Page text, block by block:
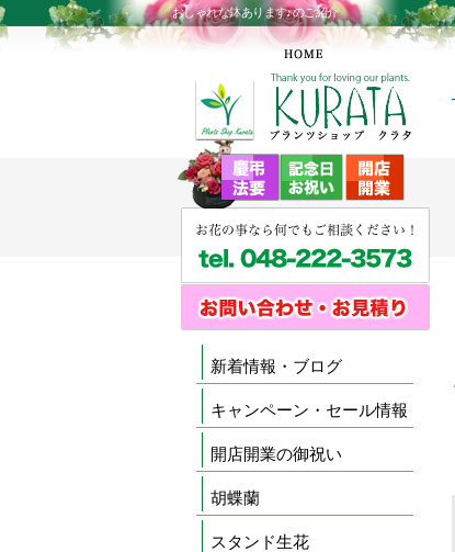
おしゃれな鉢あります♪のご紹介
新着情報・ブログ
キャンペーン・セール情報
開店開業の御祝い
胡蝶蘭
スタンド生花